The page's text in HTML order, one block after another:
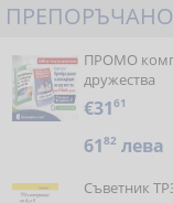
ПРЕПОРЪЧАНО
ПРОМО
дружества
€3161
6182 лева
Съветник